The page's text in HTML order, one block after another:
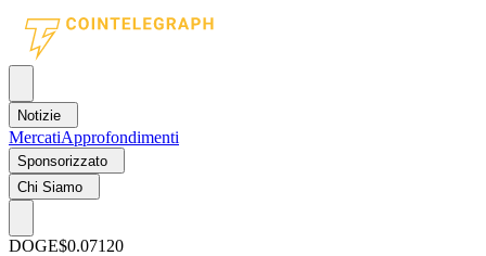
Notizie
MercatiApprofondimenti
Sponsorizzato
Chi Siamo
DOGE$0.07120